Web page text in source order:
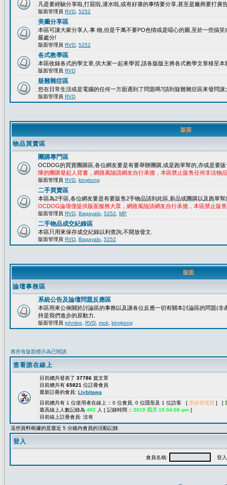
凡是要經驗分享啦,打屁啦,灌水啦,或有好康的事情要分享,甚至是廠商要打廣
版面管理員 RVD 5252
美圖分享區
本區可讓大家分享人.事.物,但是千萬不要PO色情或是噁心的圖,至於一些搞
嚴處分!
版面管理員 RVD 5252
各式教學區
本區收錄各式的學文章,供大家一起來學習,請各版版主將各式教學文章移至本
版面管理員 RVD
疑難雜症區
您在日常生活或是電腦的任何一方面遇到了問題嗎?請到疑難雜症區來發問讓
版面管理員 RVD
版面
物品買賣區
團購專門區
OCDOG的買賣團購區,各位網友要是有要舉辦團購,或是跑單幫的,亦或是要
隊的團購發起人背書，網路風險請網友自行承擔，本區禁止販售任何非法物
版面管理員 RVD kingkong
二手買賣區
本區為2手區,各位網友要是有要販售2手物品請到此區,新品或團購以及跑單
OCDOG論壇僅提供版面服務大眾，網路風險請網友自行承擔，本區禁止販
版面管理員 RVD Bagayalo 5252 MP
二手物品成交紀錄區
本區只用來保存成交紀錄以利查詢,不開放發文.
版面管理員 RVD Bagayalo 5252
版面
論壇事務區
系統公告及論壇問題反應區
本區用來公佈關於討論區的事務以及讓各位反應一切有關本討論區的問題(
持是我們進步的原動力.
版面管理員 johnlee RVD mok kingkong
將所有版面標示為已閱讀
查看誰在線上
目前總共發表了 37786 篇文章
目前總共有 65821 位註冊會員
最新註冊的會員: Llybitawa
目前總共有 1 位使用者在線上 :: 0 位會員, 0 位隱形及 1 位訪客 [ 系統管理員 ] [
最高線上人數記錄為 482 人 [ 記錄時間 :: 2019 四月 15 04:08 pm ]
目前線上註冊會員: 沒有
這些資料根據的是最近 5 分鐘內會員的活動記錄
登入
會員名稱: 登入